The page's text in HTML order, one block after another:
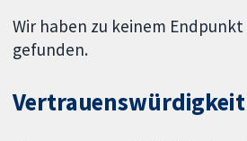
Wir haben zu keinem
gefunden.
Vertrauenswürdigkeit